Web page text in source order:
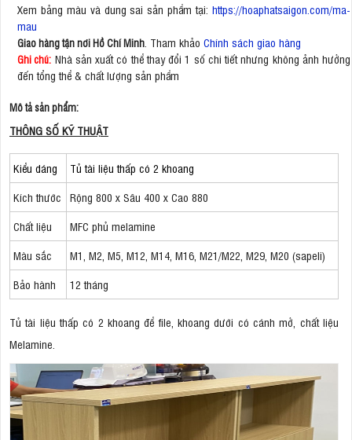
Xem bảng màu và dung sai sản phẩm tại: https://hoaphatsaigon.com/ma-
mau
Giao hàng tận nơi Hồ Chí Minh . Tham khảo Chính sách giao hàng
Ghi chú: Nhà sản xuất có thể thay đổi 1 số chi tiết nhưng không ảnh hưởng
đến tổng thể & chất lượng sản phẩm
Mô tả sản phẩm:
THÔNG SỐ KỸ THUẬT
Kiểu dáng
Tủ tài liệu thấp có 2 khoang
Kích thước
Rộng 800 x Sâu 400 x Cao 880
Chất liệu
MFC phủ melamine
Màu sắc
M1, M2, M5, M12, M14, M16, M21/M22, M29, M20 (sapeli)
Bảo hành
12 tháng
Tủ tài liệu thấp có 2 khoang để file, khoang dưới có cánh mở, chất liệu
Melamine.